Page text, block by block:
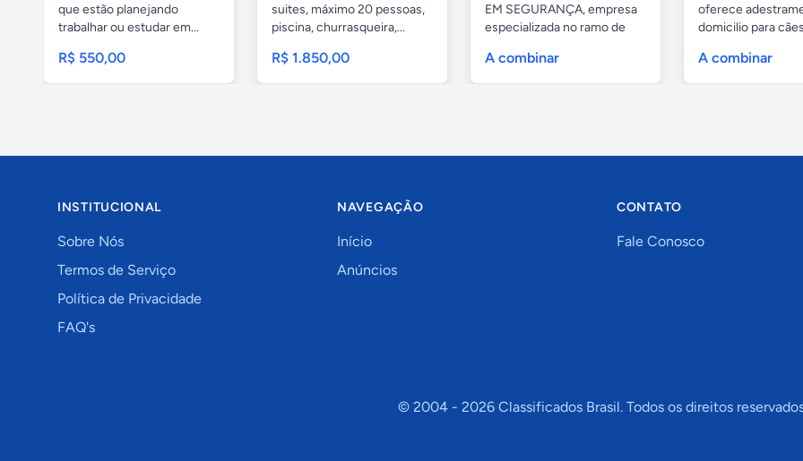
que estão planejando
trabalhar ou estudar em...
R$ 550,00
suites, máximo 20 pessoas,
piscina, churrasqueira,...
R$ 1.850,00
EM SEGURANÇA, empresa
especializada no ramo de
A combinar
oferece
domicilio para
A combinar
INSTITUCIONAL
Sobre Nós
Termos de Serviço
Política de Privacidade
FAQ's
NAVEGAÇÃO
Início
Anúncios
CONTATO
Fale Conosco
© 2004 - 2026Classificados Brasil. Todos os direitos